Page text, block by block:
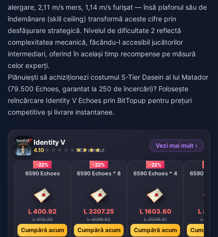
alergare, 2,11 m/s mers, 1,14 m/s furișat — însă plafonul său de
îndemânare (skill ceiling) transformă aceste cifre prin
desfășurare strategică. Nivelul de dificultate 2 reflectă
complexitatea mecanică, făcându-l accesibil jucătorilor
intermediari, oferind în același timp recompense pe măsură
celor experți.
Plănuiești să achiziționezi costumul S-Tier Dasein al lui Matador
(79.500 Echoes, garantat la 250 de încercări)? Folosește
reîncărcare Identity V Echoes prin BitTopup pentru prețuri
competitive și livrare instantanee.
Identity V
4.10 968 vândut
Vezi mai mult ›
-22%
6590 Echoes
L 400.92
L 512.33
Cumpără acum
-22%
6590 Echoes * 8
L 3207.25
L 4098.62
Cumpără acum
-22%
6590 Echoes * 4
L 1603.60
L 2049.31
Cumpără acum
6590
L
L
Cumpără